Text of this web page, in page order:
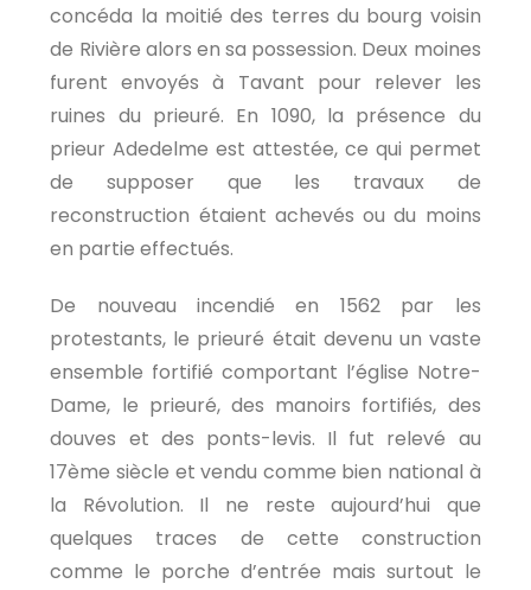
concéda la moitié des terres du bourg voisin
de Rivière alors en sa possession. Deux moines
furent envoyés à Tavant pour relever les
ruines du prieuré. En 1090, la présence du
prieur Adedelme est attestée, ce qui permet
de supposer que les travaux de
reconstruction étaient achevés ou du moins
en partie effectués.
De nouveau incendié en 1562 par les
protestants, le prieuré était devenu un vaste
ensemble fortifié comportant l’église Notre-
Dame, le prieuré, des manoirs fortifiés, des
douves et des ponts-levis. Il fut relevé au
17ème siècle et vendu comme bien national à
la Révolution. Il ne reste aujourd’hui que
quelques traces de cette construction
comme le porche d’entrée mais surtout le